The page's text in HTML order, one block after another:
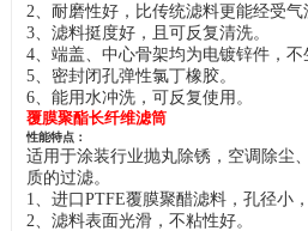
2、耐磨性好，比传统滤料更能经受
3、滤料挺度好，且可反复清洗。
4、端盖、中心骨架均为电镀锌件，不
5、密封闭孔弹性氯丁橡胶。
6、 能用水冲洗，可反复使用。
覆膜聚酯长纤维滤筒
性能特点：
适用于涂装行业抛丸除锈，空调除尘
质的过滤。
1、进口PTFE覆膜聚醋滤料，孔径小
2、滤料表面光滑，不粘性好。